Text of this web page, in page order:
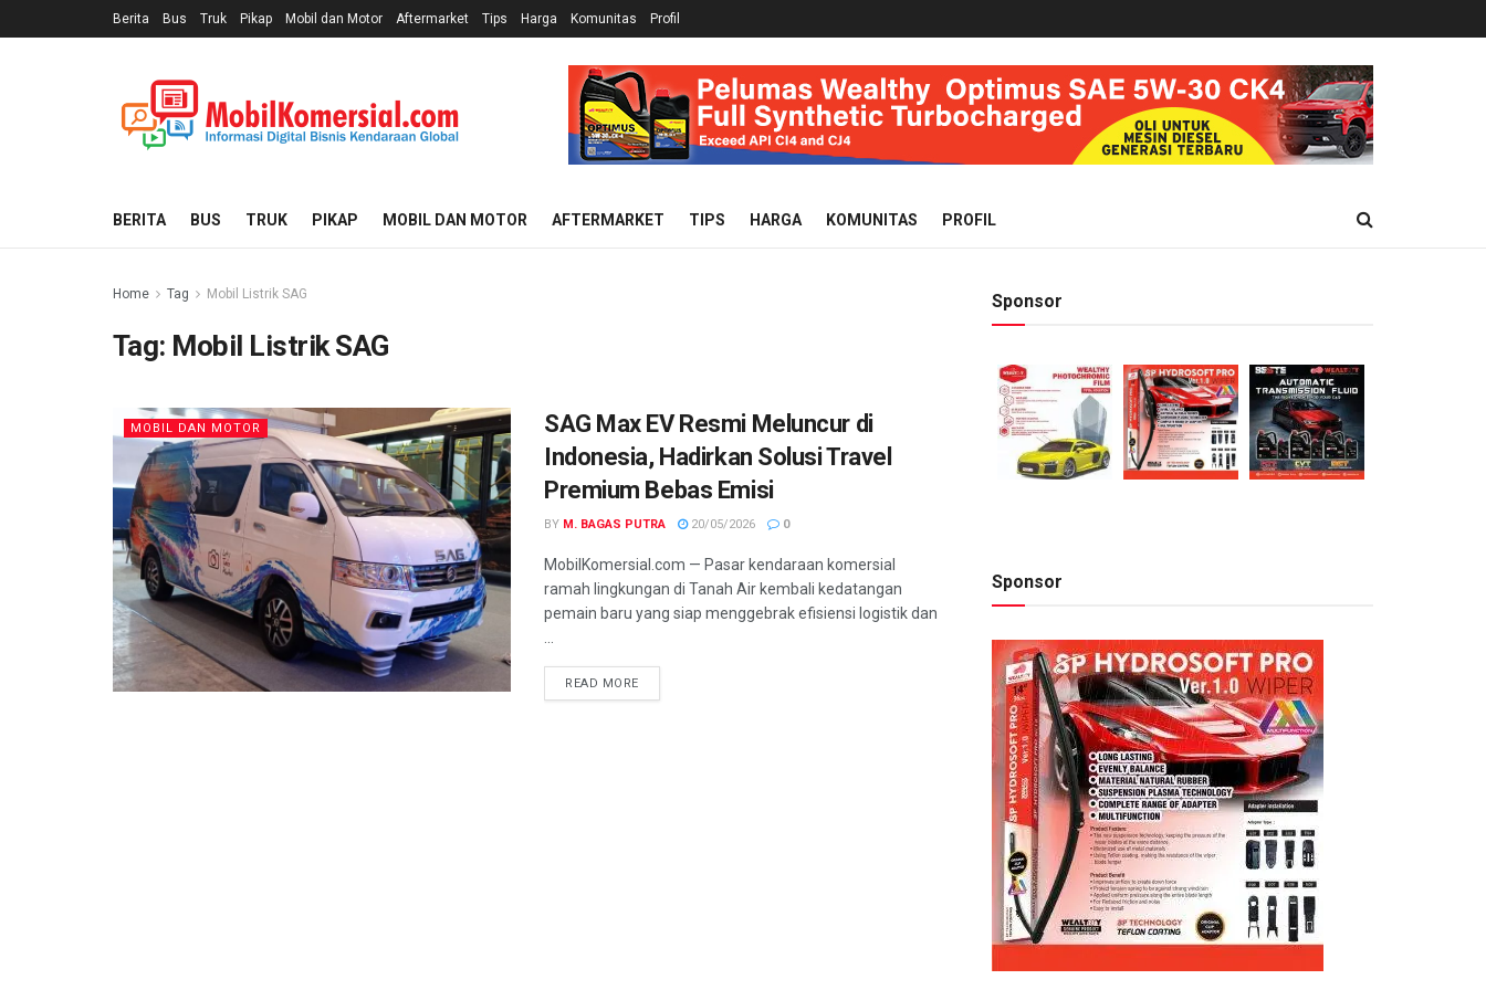
Berita Bus Truk Pikap Mobil dan Motor Aftermarket Tips Harga Komunitas Profil
BERITA BUS TRUK PIKAP MOBIL DAN MOTOR AFTERMARKET TIPS HARGA KOMUNITAS PROFIL
Home Tag Mobil Listrik SAG
Tag: Mobil Listrik SAG
MOBIL DAN MOTOR
SAG Max EV Resmi Meluncur di
Indonesia, Hadirkan Solusi Travel
Premium Bebas Emisi
BY M. BAGAS PUTRA 20/05/2026 0
MobilKomersial.com — Pasar kendaraan komersial
ramah lingkungan di Tanah Air kembali kedatangan
pemain baru yang siap menggebrak efisiensi logistik dan
READ MORE
Sponsor
Sponsor